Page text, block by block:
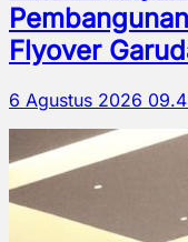
Flyover
6 Agustus 2026